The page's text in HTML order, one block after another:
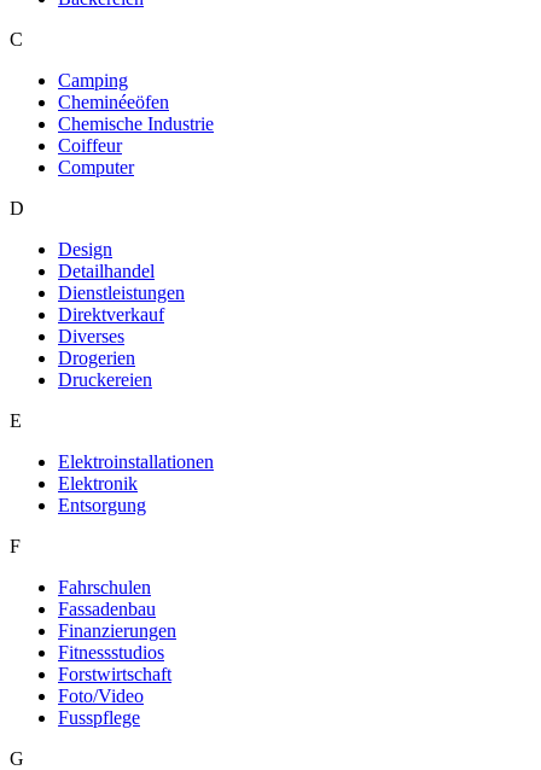
C
Camping
Cheminéeöfen
Chemische Industrie
Coiffeur
Computer
D
Design
Detailhandel
Dienstleistungen
Direktverkauf
Diverses
Drogerien
Druckereien
E
Elektroinstallationen
Elektronik
Entsorgung
F
Fahrschulen
Fassadenbau
Finanzierungen
Fitnessstudios
Forstwirtschaft
Foto/Video
Fusspflege
G